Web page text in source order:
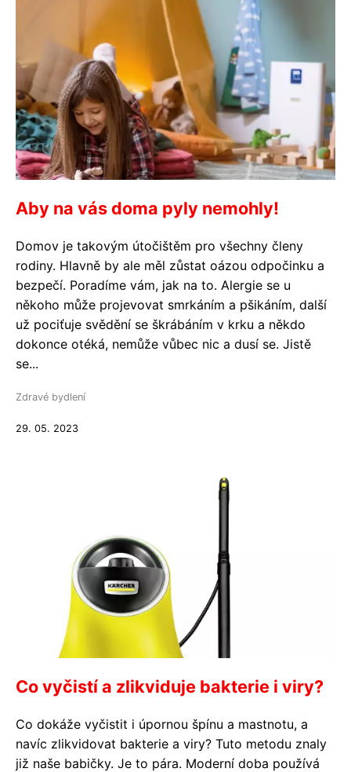
Aby na vás doma pyly nemohly!
Domov je takovým útočištěm pro všechny členy
rodiny. Hlavně by ale měl zůstat oázou odpočinku a
bezpečí. Poradíme vám, jak na to. Alergie se u
někoho může projevovat smrkáním a pšikáním, další
už pociťuje svědění se škrábáním v krku a někdo
dokonce otéká, nemůže vůbec nic a dusí se. Jistě
se...
Zdravé bydlení
29. 05. 2023
Co vyčistí a zlikviduje bakterie i viry?
Co dokáže vyčistit i úpornou špínu a mastnotu, a
navíc zlikvidovat bakterie a viry? Tuto metodu znaly
již naše babičky. Je to pára. Moderní doba používá